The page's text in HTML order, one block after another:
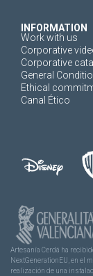
INFORMATION
Work with us
Corporative
Corporative
General
Ethical
Canal Ético
Artesanía Cerdá ha
NextGenerationEU, en el
realización de una